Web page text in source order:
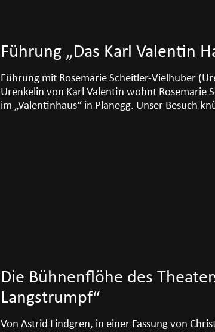
Führung „Das Karl Valentin
Führung mit Rosemarie Scheitler-Vielhuber
Urenkelin von Karl Valentin wohnt Rosemarie
im „Valentinhaus“ in Planegg. Unser Besuch
Die Bühnenflöhe des
Langstrumpf“
Von Astrid Lindgren, in einer Fassung von